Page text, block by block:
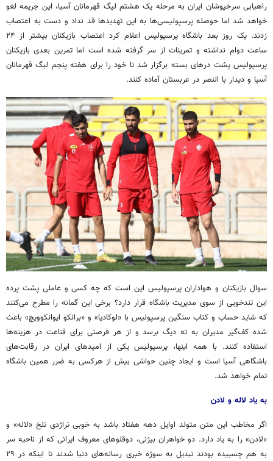
راهیابیسرخپوشان ایران به مرحله یک هشتم لیگ قهرمانان آسیا، این جریمه لغو
خواهد شد اما حوصله پرسپولیسی‌ها به این تهدیدها قد نداد و دست به اعتصاب
زدند. یک روز بعد باشگاه پرسپولیس اعلام کرد اعتصاب بازیکنان بیشتر از ۲۴
ساعت دوام نداشته و تمرینات از سر گرفته شده است اما تمرین بعدی بازیکنان
پرسپولیس پشت درهای بسته برگزار شد تا خود را برای هفته پنجم لیگ قهرمانان
آسیا و دیدار با النصر در عربستان آماده کنند.
سوال بازیکنان و هواداران پرسپولیس این است که چه کسی و عاملی پشت پرده
این تندخویی از سوی مدیریت باشگاه قرار دارد؟ برخی این گمانه را مطرح می‌کنند
که شاید حساب و کتاب سنگین پرسپولیس با «لوکادیا» و «برانکو ایوانکوویچ» باعث
شده کف‌گیر مدیران به ته دیگ برسد و از هر فرصتی برای قناعت در هزینه‌ها
استفاده کنند. با همه اینها، پرسپولیس یکی از امیدهای ایران در رقابت‌های
باشگاهی آسیا است و ایجاد چنین حواشی بیش از هرکسی به ضرر همین باشگاه
تمام خواهد شد.
به یاد لاله و لادن
اگر مخاطب این متن متولد اوایل دهه هفتاد باشد به خوبی تراژدی تلخ «لاله» و
«لادن» را به یاد دارد. دو خواهران بیژنی، دوقلوهای معروف ایرانی که از ناحیه سر
به هم چسبیده بودند تبدیل به سوژه خبری رسانه‌های دنیا شدند تا اینکه در ۲۹